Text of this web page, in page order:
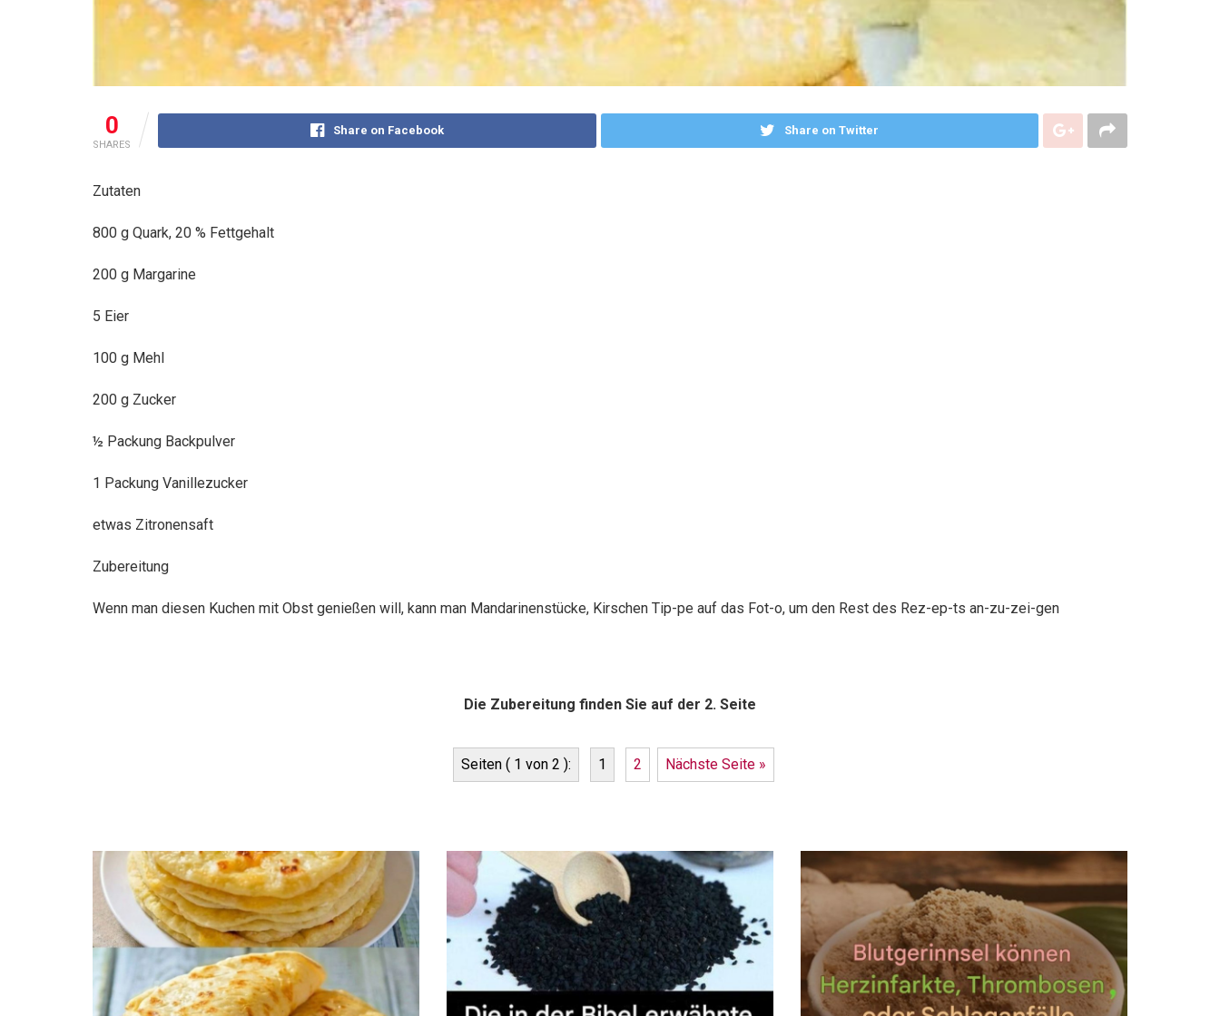
0
SHARES
Share on Facebook Share on Twitter
Zutaten
800 g Quark, 20 % Fettgehalt
200 g Margarine
5 Eier
100 g Mehl
200 g Zucker
½ Packung Backpulver
1 Packung Vanillezucker
etwas Zitronensaft
Zubereitung
Wenn man diesen Kuchen mit Obst genießen will, kann man Mandarinenstücke, Kirschen Tip-pe auf das Fot-o, um den Rest des Rez-ep-ts an-zu-zei-gen
Die Zubereitung finden Sie auf der 2. Seite
Seiten ( 1 von 2 ): 1 2 Nächste Seite »